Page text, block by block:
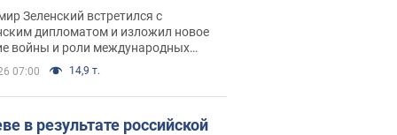
с Безсмертным
Зеленский встретился с
дипломатом и изложил новое
войны и роли международных
в борьбе с Россией
07:00 14,9 т.
в результате российской